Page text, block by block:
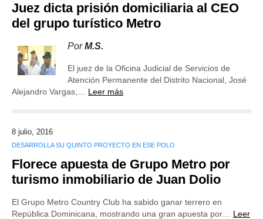
Juez dicta prisión domiciliaria al CEO
del grupo turístico Metro
PorM.S.
El juez de la Oficina Judicial de Servicios de
Atención Permanente del Distrito Nacional, José
Alejandro Vargas,… Leer más
8 julio, 2016
DESARROLLA SU QUINTO PROYECTO EN ESE POLO
Florece apuesta de Grupo Metro por
turismo inmobiliario de Juan Dolio
El Grupo Metro Country Club ha sabido ganar terrero en
República Dominicana, mostrando una gran apuesta por… Leer